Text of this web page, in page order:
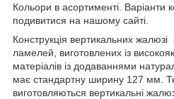
Кольори в асортименті. Варіанти
подивитися на нашому сайті.
Конструкція вертикальних
ламелей, виготовлених із
матеріалів із додаваннями
має стандартну ширину 127 мм.
виготовляються вертикальні